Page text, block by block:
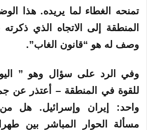
تمنحه الغطاء لما يريده. هذا
المنطقة إلى الاتجاه الذي
وصف له هو “قانون الغاب”.
وفي الرد على سؤال وهو ”
للقوة في المنطقة – أعتذر عن
واحد: إيران وإسرائيل. هل
مسألة الحوار المباشر بين